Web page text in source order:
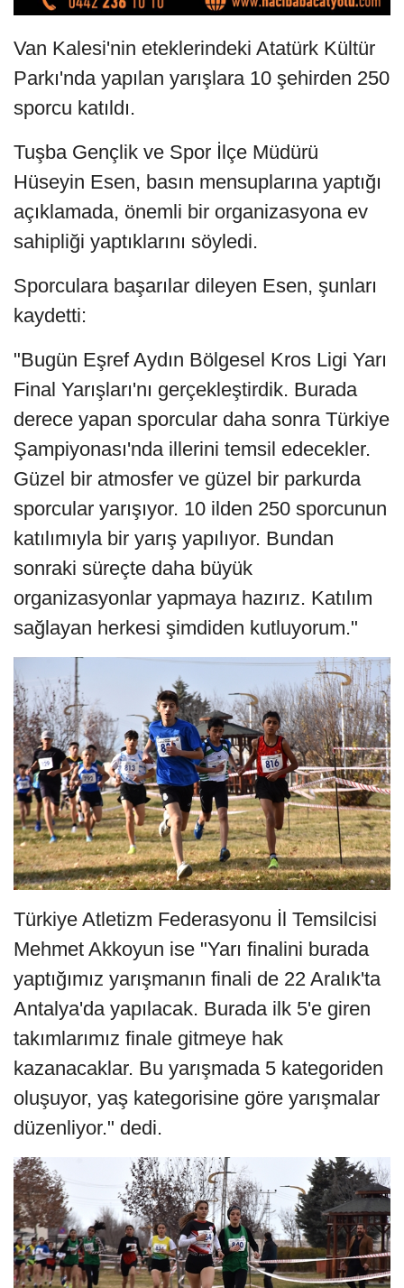
Van Kalesi'nin eteklerindeki Atatürk Kültür
Parkı'nda yapılan yarışlara 10 şehirden 250
sporcu katıldı.
Tuşba Gençlik ve Spor İlçe Müdürü
Hüseyin Esen, basın mensuplarına yaptığı
açıklamada, önemli bir organizasyona ev
sahipliği yaptıklarını söyledi.
Sporculara başarılar dileyen Esen, şunları
kaydetti:
"Bugün Eşref Aydın Bölgesel Kros Ligi Yarı
Final Yarışları'nı gerçekleştirdik. Burada
derece yapan sporcular daha sonra Türkiye
Şampiyonası'nda illerini temsil edecekler.
Güzel bir atmosfer ve güzel bir parkurda
sporcular yarışıyor. 10 ilden 250 sporcunun
katılımıyla bir yarış yapılıyor. Bundan
sonraki süreçte daha büyük
organizasyonlar yapmaya hazırız. Katılım
sağlayan herkesi şimdiden kutluyorum."
Türkiye Atletizm Federasyonu İl Temsilcisi
Mehmet Akkoyun ise "Yarı finalini burada
yaptığımız yarışmanın finali de 22 Aralık'ta
Antalya'da yapılacak. Burada ilk 5'e giren
takımlarımız finale gitmeye hak
kazanacaklar. Bu yarışmada 5 kategoriden
oluşuyor, yaş kategorisine göre yarışmalar
düzenliyor." dedi.